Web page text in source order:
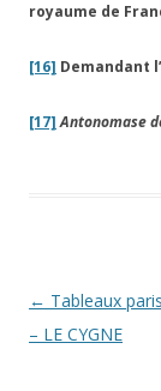
royaume de
[16] Demandant
[17] Antonomase
Navigation
des
← Tableaux
– LE CYGNE